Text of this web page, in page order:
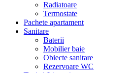
Radiatoare
Termostate
Pachete apartament
Sanitare
Baterii
Mobilier baie
Obiecte sanitare
Rezervoare WC